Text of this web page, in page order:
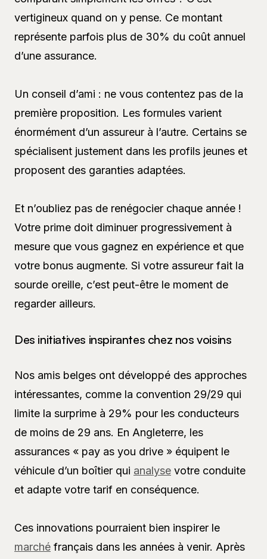
vertigineux quand on y pense. Ce montant
représente parfois plus de 30% du coût annuel
d’une assurance.
Un conseil d’ami : ne vous contentez pas de la
première proposition. Les formules varient
énormément d’un assureur à l’autre. Certains se
spécialisent justement dans les profils jeunes et
proposent des garanties adaptées.
Et n’oubliez pas de renégocier chaque année !
Votre prime doit diminuer progressivement à
mesure que vous gagnez en expérience et que
votre bonus augmente. Si votre assureur fait la
sourde oreille, c’est peut-être le moment de
regarder ailleurs.
Des initiatives inspirantes chez nos voisins
Nos amis belges ont développé des approches
intéressantes, comme la convention 29/29 qui
limite la surprime à 29% pour les conducteurs
de moins de 29 ans. En Angleterre, les
assurances « pay as you drive » équipent le
véhicule d’un boîtier qui analyse votre conduite
et adapte votre tarif en conséquence.
Ces innovations pourraient bien inspirer le
marché français dans les années à venir. Après